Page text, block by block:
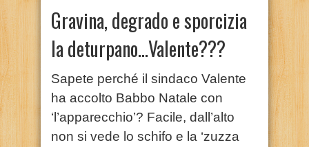
Gravina, degrado e sporcizia
la deturpano…Valente???
Sapete perché il sindaco Valente
ha accolto Babbo Natale con
‘l’apparecchio’? Facile, dall’alto
non si vede lo schifo e la ‘zuzza